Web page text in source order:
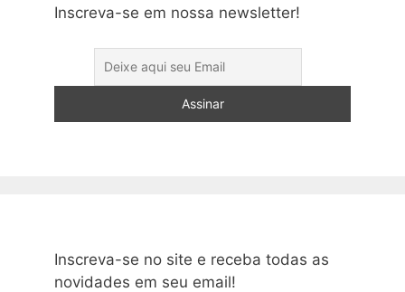
Inscreva-se em nossa newsletter!
Inscreva-se no site e receba todas as
novidades em seu email!